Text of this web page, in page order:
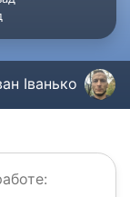
Іванько